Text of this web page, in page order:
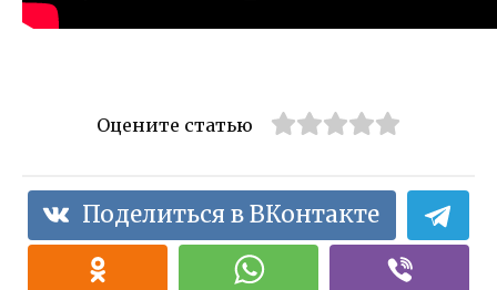
Оцените статью
Поделиться в ВКонтакте